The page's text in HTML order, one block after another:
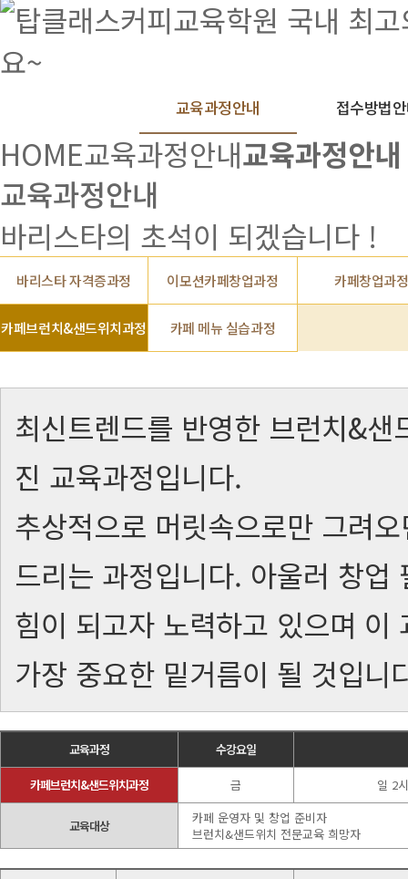
교육과정안내 접수방법
HOME교육과정안내교육과정안내
교육과정안내
바리스타의 초석이 되겠습니다 !
바리스타 자격증과정 이모션카페창업과정 카페창업과정
카페브런치&샌드위치과정 카페 메뉴 실습과정
최신트렌드를 반영한 브런치&
진 교육과정입니다.
추상적으로 머릿속으로만 그려
드리는 과정입니다. 아울러 창
힘이 되고자 노력하고 있으며 이
가장 중요한 밑거름이 될 것입니
교육과정 수강요일
카페브런치&샌드위치과정 금 일 2
교육대상
카페 운영자 및 창업 준비자
브런치&샌드위치 전문교육 희망자